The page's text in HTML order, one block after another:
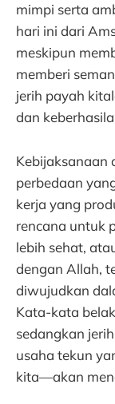
mimpi serta
hari ini dari
meskipun
memberi
jerih payah
dan
Kebijaksanaan
perbedaan
kerja yang
rencana untuk
lebih sehat,
dengan Allah,
diwujudkan
Kata-kata
sedangkan
usaha tekun
kita—akan